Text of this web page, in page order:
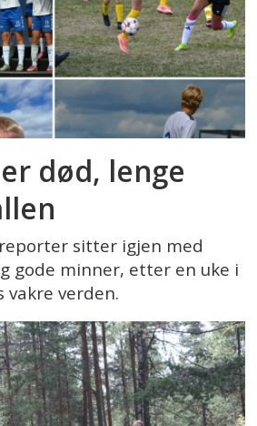
død, lenge
sitter igjen med
gode minner, etter en uke i
verden.